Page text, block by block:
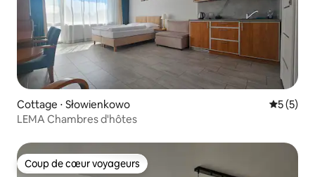
Cottage ⋅ Słowienkowo
5 (5)
LEMA Chambres d'hôtes
Coup de cœur voyageurs
Coup de cœur voyageurs